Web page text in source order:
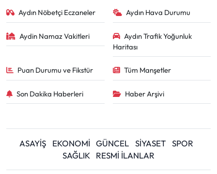
Aydın Nöbetçi Eczaneler Aydın Hava Durumu
Aydin Namaz Vakitleri
Aydın Trafik Yoğunluk
Haritası
Puan Durumu ve Fikstür Tüm Manşetler
Son Dakika Haberleri Haber Arşivi
ASAYİŞ EKONOMİ GÜNCEL SİYASET
SPOR
SAĞLIK
RESMİ İLANLAR